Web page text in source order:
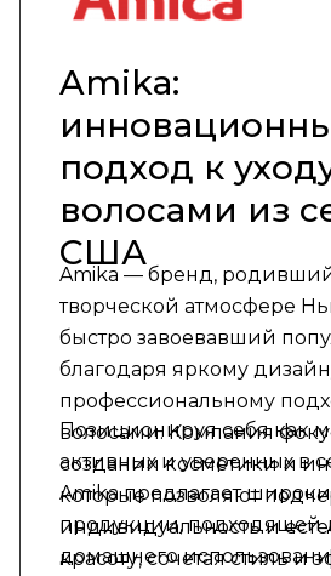
Amika:
подход к
волосами из
США
Amika — бренд,
творческой атмосфере
быстро завоевавший
благодаря яркому
профессиональному
волосами. Компания
создании косметики и
которые позволяют
индивидуальность и
красоту, сочетая стиль и
Позиционируя себя как
активных и уверенных в
Amika предлагает
продукции, подходящей
домашнего